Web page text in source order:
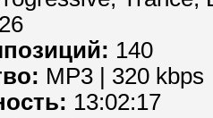
140
MP3 | 320 kbps
13:02:17